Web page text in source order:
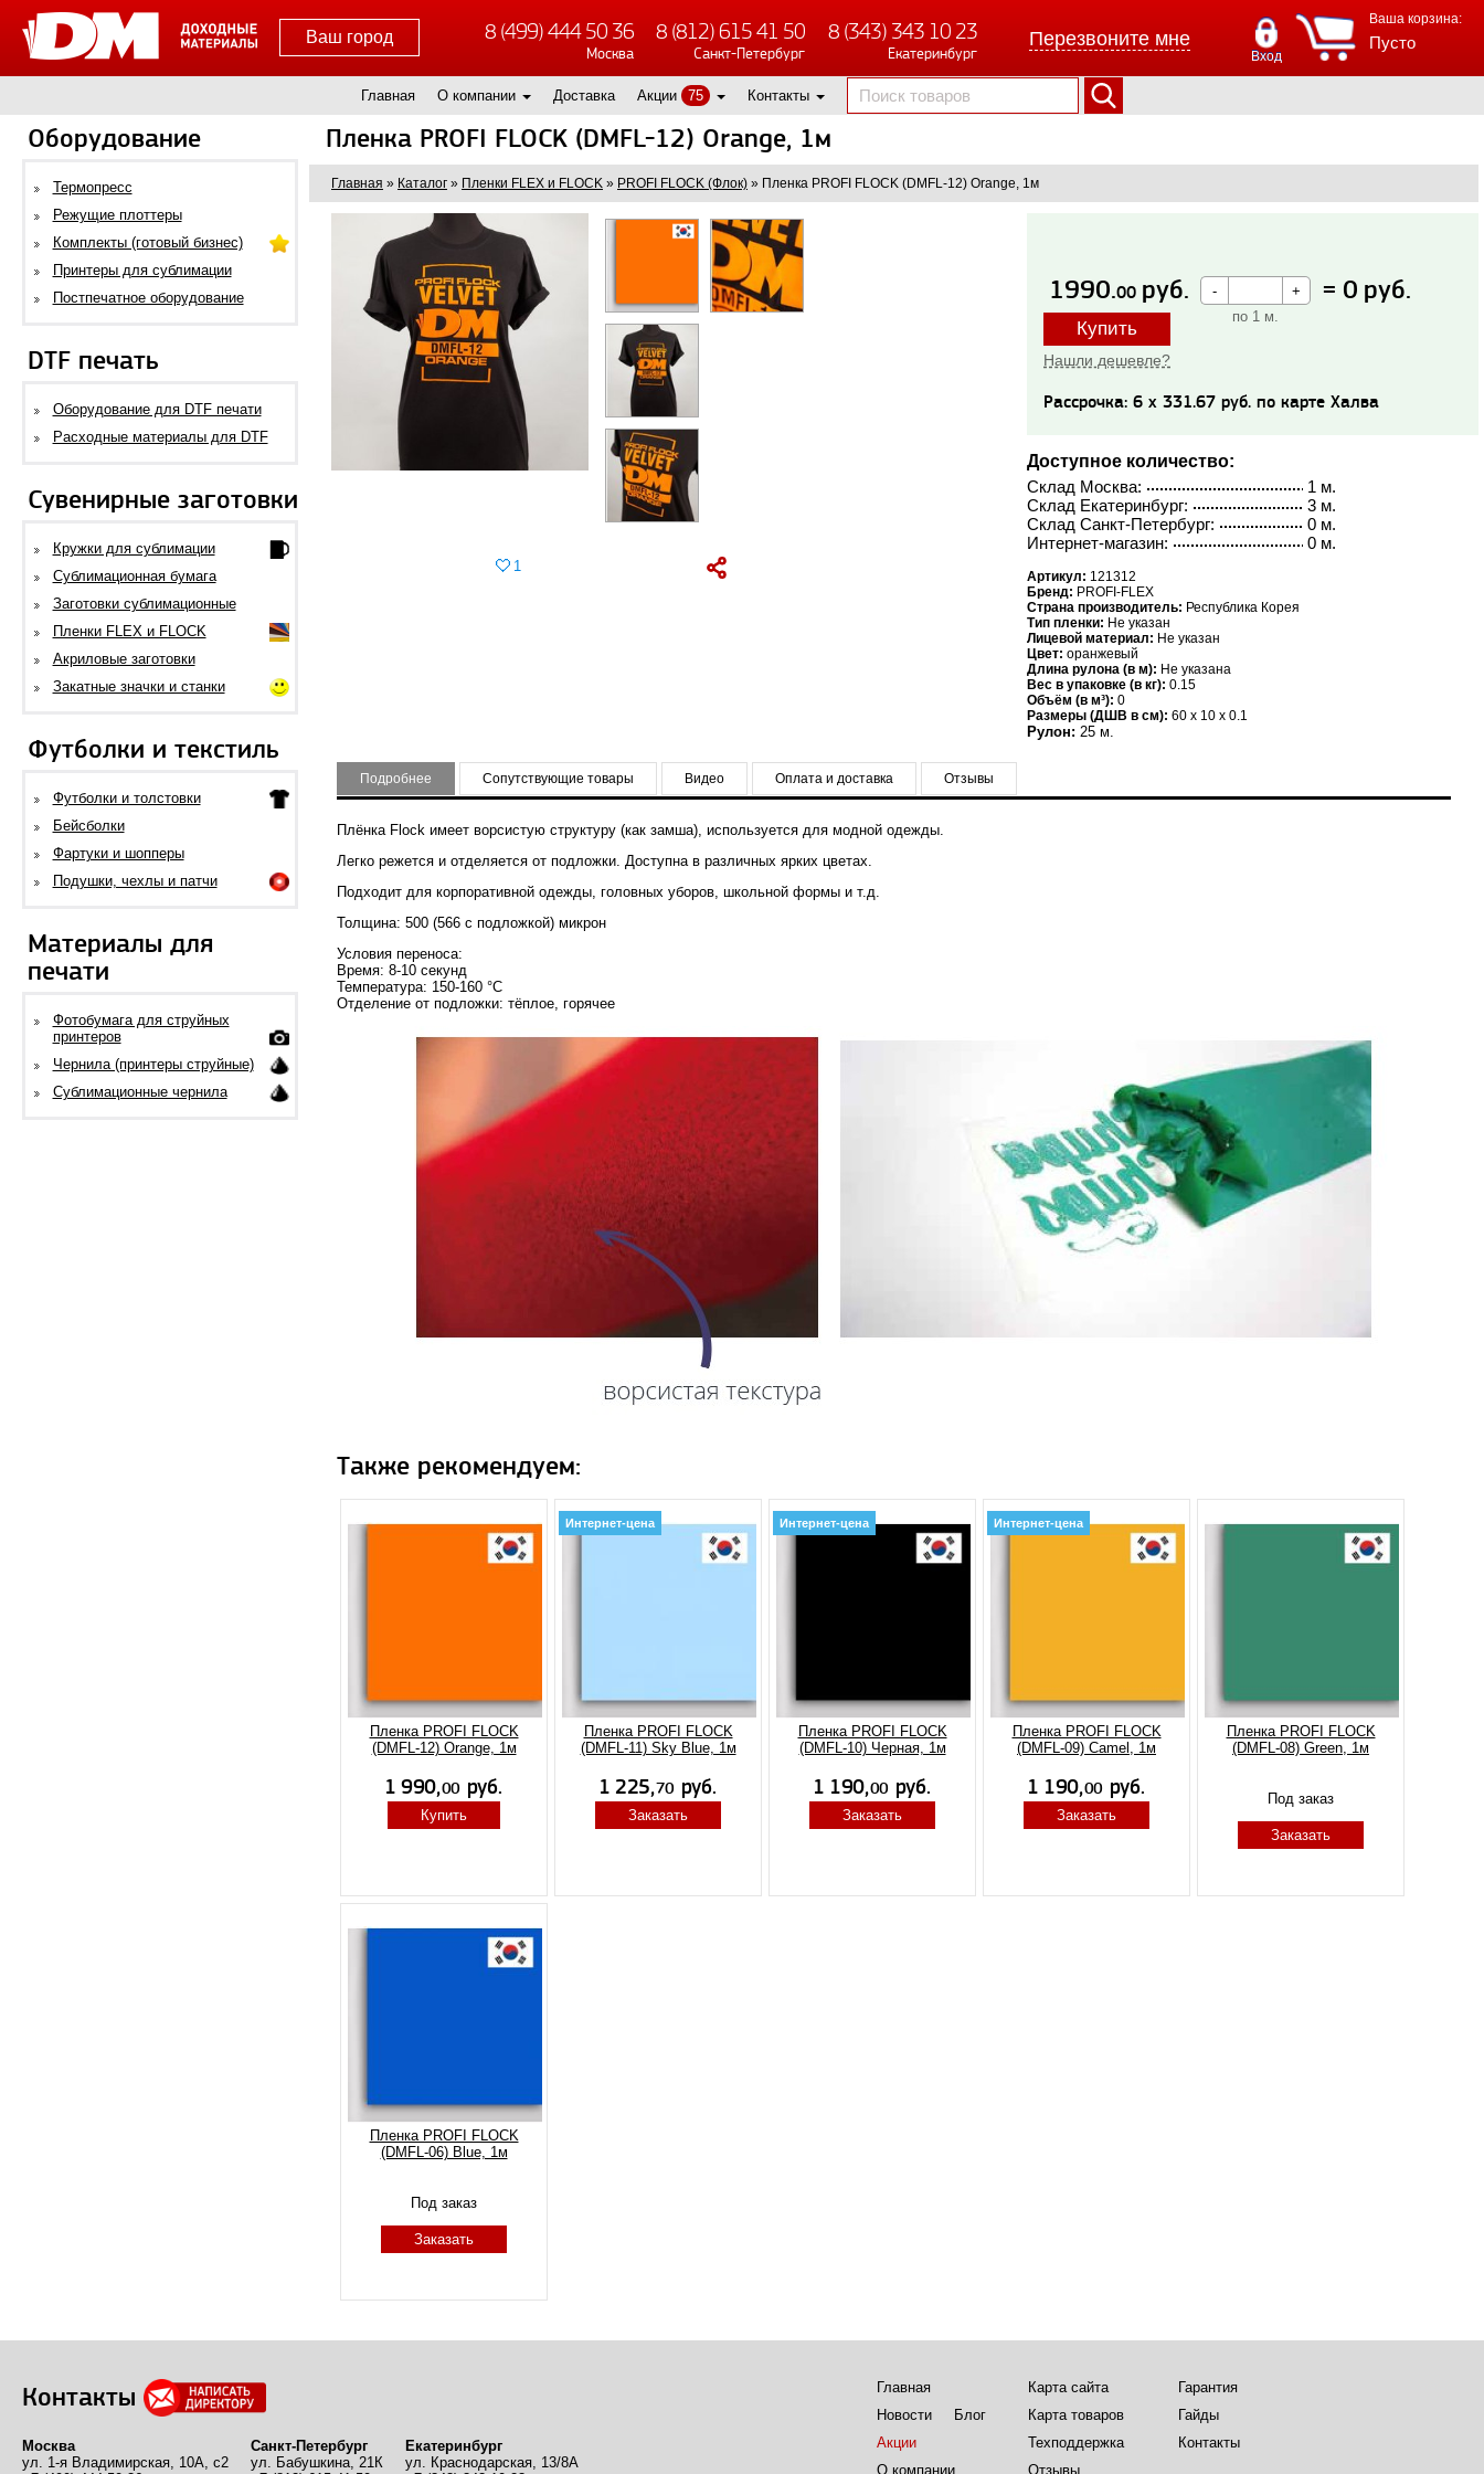
Ваш город 8 (499) 444 50 36
Москва
8 (812) 615 41 50
Санкт-Петербург
8 (343) 343 10 23
Екатеринбург
Перезвоните мне
Ваша корзина:
Пусто
Вход
Главная О компании Доставка Акции 75 Контакты
Оборудование
Термопресс
Режущие плоттеры
Комплекты (готовый бизнес)
Принтеры для сублимации
Постпечатное оборудование
DTF печать
Оборудование для DTF печати
Расходные материалы для DTF
Сувенирные заготовки
Кружки для сублимации
Сублимационная бумага
Заготовки сублимационные
Пленки FLEX и FLOCK
Акриловые заготовки
Закатные значки и станки
Футболки и текстиль
Футболки и толстовки
Бейсболки
Фартуки и шопперы
Подушки, чехлы и патчи
Материалы для
печати
Фотобумага для струйных
принтеров
Чернила (принтеры струйные)
Сублимационные чернила
Пленка PROFI FLOCK (DMFL-12) Orange, 1м
Главная » Каталог » Пленки FLEX и FLOCK » PROFI FLOCK (Флок) » Пленка PROFI FLOCK (DMFL-12) Orange, 1м
1
1990.00 руб.
по 1 м.
= 0 руб.
Купить
Нашли дешевле?
Рассрочка: 6 x 331.67 руб. по карте Халва
Доступное количество:
1 м.
Склад Москва:
3 м.
Склад Екатеринбург:
0 м.
Склад Санкт-Петербург:
0 м.
Интернет-магазин:
Артикул: 121312
Бренд: PROFI-FLEX
Страна производитель: Республика Корея
Тип пленки: Не указан
Лицевой материал: Не указан
Цвет: оранжевый
Длина рулона (в м): Не указана
Вес в упаковке (в кг): 0.15
Объём (в м³): 0
Размеры (ДШВ в см): 60 x 10 x 0.1
Рулон: 25 м.
Подробнее Сопутствующие товары Видео Оплата и доставка Отзывы
Плёнка Flock имеет ворсистую структуру (как замша), используется для модной одежды.
Легко режется и отделяется от подложки. Доступна в различных ярких цветах.
Подходит для корпоративной одежды, головных уборов, школьной формы и т.д.
Толщина: 500 (566 с подложкой) микрон
Условия переноса:
Время: 8-10 секунд
Температура: 150-160 °C
Отделение от подложки: тёплое, горячее
Также рекомендуем:
Пленка PROFI FLOCK
(DMFL-12) Orange, 1м
Купить
Интернет-цена
Пленка PROFI FLOCK
(DMFL-11) Sky Blue, 1м
Заказать
Интернет-цена
Пленка PROFI FLOCK
(DMFL-10) Черная, 1м
Заказать
Интернет-цена
Пленка PROFI FLOCK
(DMFL-09) Camel, 1м
Заказать
Пленка PROFI FLOCK
(DMFL-08) Green, 1м
Под заказ
Заказать
Пленка PROFI FLOCK
(DMFL-06) Blue, 1м
Под заказ
Заказать
Контакты
Москва
ул. 1-я Владимирская, 10А, с2
Санкт-Петербург
ул. Бабушкина, 21К
Екатеринбург
ул. Краснодарская, 13/8А
Главная
Новости
Блог
Акции
О компании
Карта сайта
Карта товаров
Техподдержка
Отзывы
Гарантия
Гайды
Контакты